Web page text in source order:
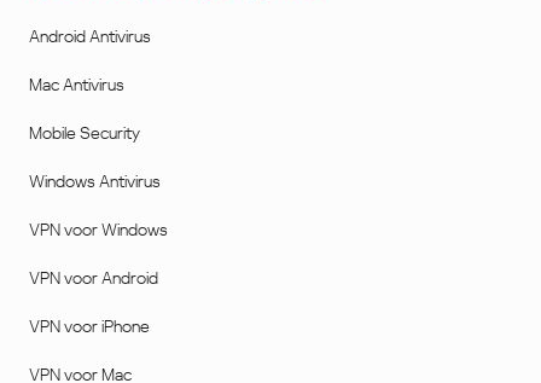
Android Antivirus
Mac Antivirus
Mobile Security
Windows Antivirus
VPN voor Windows
VPN voor Android
VPN voor iPhone
VPN voor Mac